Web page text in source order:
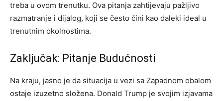
treba u ovom trenutku. Ova pitanja zahtijevaju pažljivo
razmatranje i dijalog, koji se često čini kao daleki ideal u
trenutnim okolnostima.
Zaključak: Pitanje Budućnosti
Na kraju, jasno je da situacija u vezi sa Zapadnom obalom
ostaje izuzetno složena. Donald Trump je svojim izjavama